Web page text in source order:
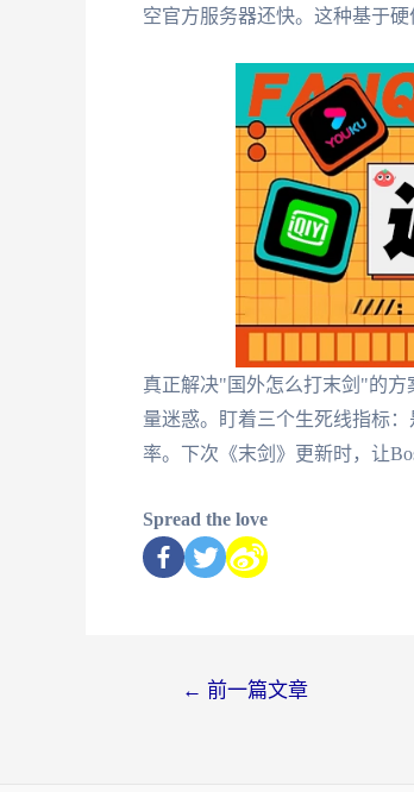
空官方服务器还快。这种基于
真正解决"国外怎么打末剑"的
量迷惑。盯着三个生死线指标
率。下次《末剑》更新时，让
Spread the love
← 前一篇文章